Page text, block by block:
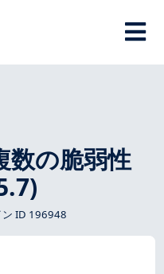
の脆弱性
ン ID 196948